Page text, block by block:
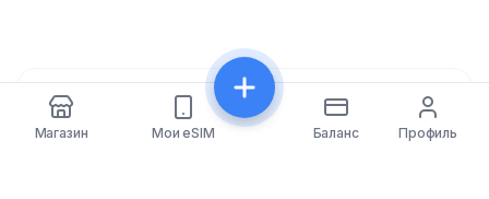
Поделиться
Магазин Мои eSIM Баланс Профиль